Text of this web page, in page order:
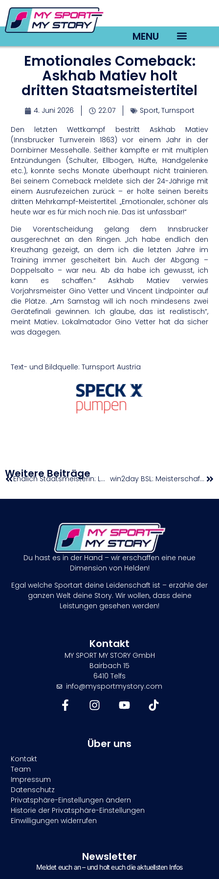
MENU
Emotionales Comeback:
Askhab Matiev holt
dritten Staatsmeistertitel
4. Juni 2026 22:07 Sport, Turnsport
Den letzten Wettkampf bestritt Askhab Matiev
(Innsbrucker Turnverein 1863) vor einem Jahr in der
Dornbirner Messehalle. Seither kämpfte er mit multiplen
Entzündungen (Schulter, Ellbogen, Hüfte, Handgelenke
etc.), konnte sechs Monate überhaupt nicht trainieren.
Bei seinem Comeback meldete sich der 24-Jährige mit
einem Ausrufezeichen zurück – er holte seinen bereits
dritten Mehrkampf-Meistertitel. „Emotionaler, schöner als
heute war es für mich noch nie. Das ist unfassbar!“
Die Vorentscheidung gelang dem Innsbrucker
ausgerechnet an den Ringen. „Ich habe endlich den
Kreuzhang gezeigt, an dem ich die letzten Jahre im
Training immer gescheitert bin. Auch der Abgang –
Doppelsalto – war neu. Ab da habe ich gewusst, ich
kann es schaffen.“ Askhab Matiev verwies
Vorjahrsmeister Gino Vetter und Vincent Lindpointer auf
die Plätze. „Am Samstag will ich noch mindesens zwei
Gerätefinali gewinnen. Ich glaube, das ist realistisch“,
meint Matiev. Lokalmatador Gino Vetter hat da sicher
was dagegen.
Text- und Bildquelle: Turnsport Austria
Weitere Beiträge Endlich Staatsmeisterin: Leni Bohle jubelt vor Heimpublikum win2day BSL: Meisterschaft wird in Spiel fünf entschieden
Du hast es in der Hand – wir erschaffen eine neue
Dimension von Helden!
Egal welche Sportart deine Leidenschaft ist – erzähle der
ganzen Welt deine Story. Wir wollen, dass deine
Leistungen gesehen werden!
Kontakt
MY SPORT MY STORY GmbH
Bairbach 15
6410 Telfs
info@mysportmystory.com
Über uns
Kontakt
Team
Impressum
Datenschutz
Privatsphäre-Einstellungen ändern
Historie der Privatsphäre-Einstellungen
Einwilligungen widerrufen
Newsletter
Meldet euch an – und holt euch die aktuellsten Infos